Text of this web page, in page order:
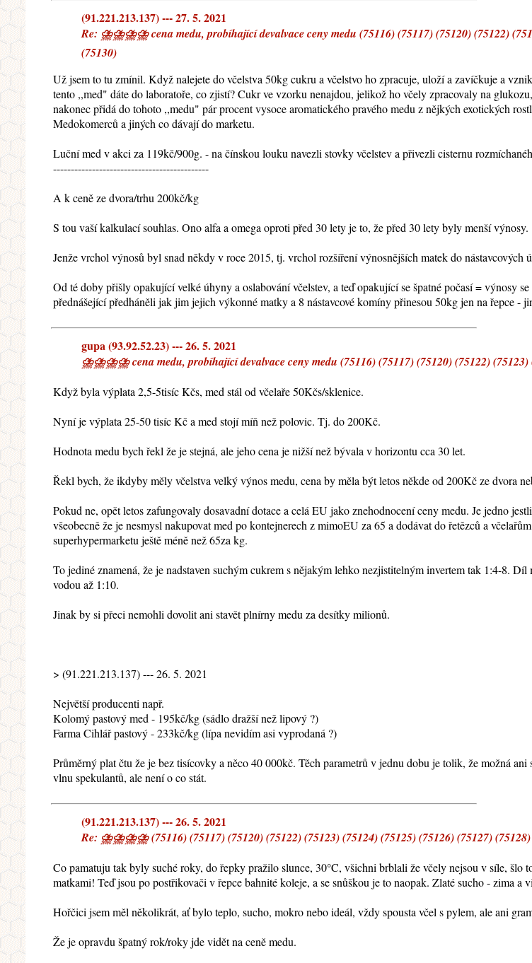
(91.221.213.137) --- 27. 5. 2021
Re: ⛈⛈⛈⛈ cena medu, probíhající devalvace ceny medu (75116) (75117) (75120) (75122)
(75130)
Už jsem to tu zmínil. Když nalejete do včelstva 50kg cukru a včelstvo ho zpracuje, uloží a zavíčkuje a
tento ,,med" dáte do laboratoře, co zjistí? Cukr ve vzorku nenajdou, jelikož ho včely zpracovaly na
nakonec přidá do tohoto ,,medu" pár procent vysoce aromatického pravého medu z nějkých exotických
Medokomerců a jiných co dávají do marketu.
Luční med v akci za 119kč/900g. - na čínskou louku navezli stovky včelstev a přivezli cisternu
--------------------------------------------
A k ceně ze dvora/trhu 200kč/kg
S tou vaší kalkulací souhlas. Ono alfa a omega oproti před 30 lety je to, že před 30 lety byly menší výnosy.
Jenže vrchol výnosů byl snad někdy v roce 2015, tj. vrchol rozšíření výnosnějších matek do nástavcových
Od té doby přišly opakující velké úhyny a oslabování včelstev, a teď opakující se špatné počasí = výnosy
přednášející předháněli jak jim jejich výkonné matky a 8 nástavcové komíny přinesou 50kg jen na řepce -
gupa (93.92.52.23) --- 26. 5. 2021
⛈⛈⛈⛈ cena medu, probíhající devalvace ceny medu (75116) (75117) (75120) (75122) (75123)
Když byla výplata 2,5-5tisíc Kčs, med stál od včelaře 50Kčs/sklenice.
Nyní je výplata 25-50 tisíc Kč a med stojí míň než polovic. Tj. do 200Kč.
Hodnota medu bych řekl že je stejná, ale jeho cena je nižší než bývala v horizontu cca 30 let.
Řekl bych, že ikdyby měly včelstva velký výnos medu, cena by měla být letos někde od 200Kč ze dvora
Pokud ne, opět letos zafungovaly dosavadní dotace a celá EU jako znehodnocení ceny medu. Je jedno
všeobecně že je nesmysl nakupovat med po kontejnerech z mimoEU za 65 a dodávat do řetězců a
superhypermarketu ještě méně než 65za kg.
To jediné znamená, že je nadstaven suchým cukrem s nějakým lehko nezjistitelným invertem tak 1:4-8.
vodou až 1:10.
Jinak by si přeci nemohli dovolit ani stavět plnírny medu za desítky milionů.
> (91.221.213.137) --- 26. 5. 2021
Největší producenti např.
Kolomý pastový med - 195kč/kg (sádlo dražší než lipový ?)
Farma Cihlář pastový - 233kč/kg (lípa nevidím asi vyprodaná ?)
Průměrný plat čtu že je bez tisícovky a něco 40 000kč. Těch parametrů v jednu dobu je tolik, že možná
vlnu spekulantů, ale není o co stát.
(91.221.213.137) --- 26. 5. 2021
Re: ⛈⛈⛈⛈ (75116) (75117) (75120) (75122) (75123) (75124) (75125) (75126) (75127) (75128)
Co pamatuju tak byly suché roky, do řepky pražilo slunce, 30°C, všichni brblali že včely nejsou v síle, šlo
matkami! Teď jsou po postřikovači v řepce bahnité koleje, a se snůškou je to naopak. Zlaté sucho - zima a
Hořčici jsem měl několikrát, ať bylo teplo, sucho, mokro nebo ideál, vždy spousta včel s pylem, ale ani
Že je opravdu špatný rok/roky jde vidět na ceně medu.